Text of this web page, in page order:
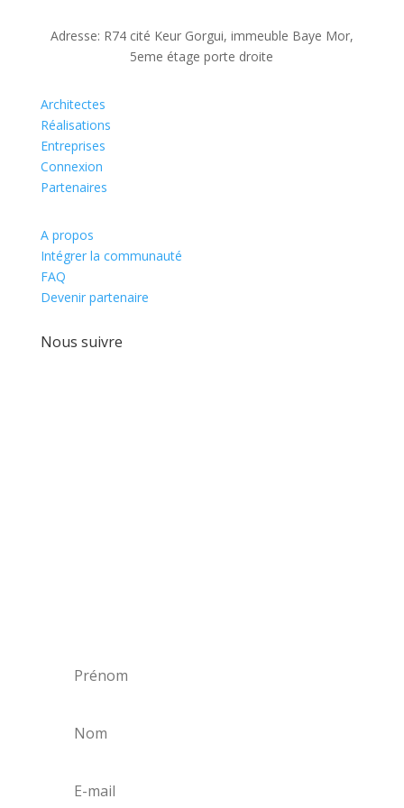
Adresse: R74 cité Keur Gorgui, immeuble Baye Mor,
5eme étage porte droite
Architectes
Réalisations
Entreprises
Connexion
Partenaires
A propos
Intégrer la communauté
FAQ
Devenir partenaire
Nous suivre